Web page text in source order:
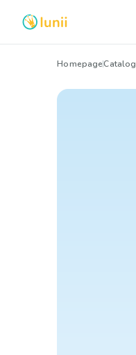
HomepageCatalog